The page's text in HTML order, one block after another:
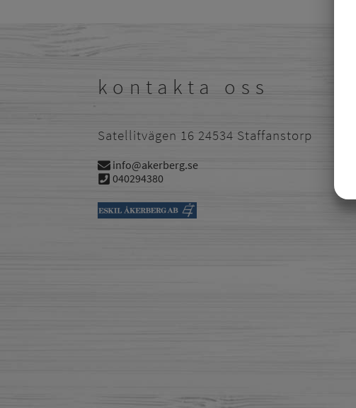
kontakta oss
Satellitvägen 16 24534 Staffanstorp
info@akerberg.se
040294380